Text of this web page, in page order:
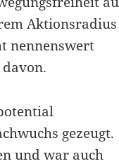
Aktionsradius
nennenswert
gezeugt.
und war auch